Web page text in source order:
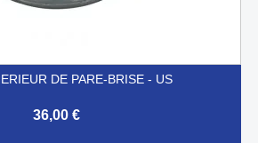
DE PARE-BRISE - US
36,00 €